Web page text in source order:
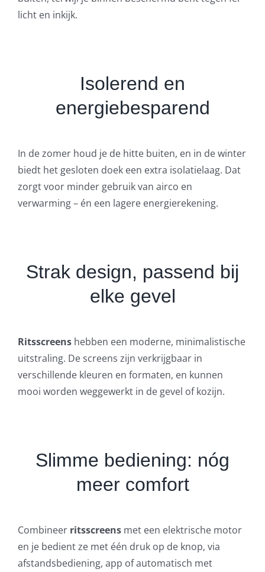
licht en inkijk.
Isolerend en
energiebesparend
In de zomer houd je de hitte buiten, en in de winter
biedt het gesloten doek een extra isolatielaag. Dat
zorgt voor minder gebruik van airco en
verwarming – én een lagere energierekening.
Strak design, passend bij
elke gevel
Ritsscreenshebben een moderne, minimalistische
uitstraling. De screens zijn verkrijgbaar in
verschillende kleuren en formaten, en kunnen
mooi worden weggewerkt in de gevel of kozijn.
Slimme bediening: nóg
meer comfort
Combineer ritsscreensmet een elektrische motor
en je bedient ze met één druk op de knop, via
afstandsbediening, app of automatisch met